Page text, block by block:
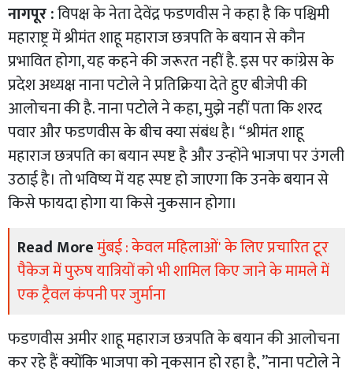
नागपूर :विपक्ष के नेता देवेंद्र फडणवीस ने कहा है कि पश्चिमी
महाराष्ट्र में श्रीमंत शाहू महाराज छत्रपति के बयान से कौन
प्रभावित होगा, यह कहने की जरूरत नहीं है. इस पर कांग्रेस के
प्रदेश अध्यक्ष नाना पटोले ने प्रतिक्रिया देते हुए बीजेपी की
आलोचना की है. नाना पटोले ने कहा, मुझे नहीं पता कि शरद
पवार और फडणवीस के बीच क्या संबंध है। “श्रीमंत शाहू
महाराज छत्रपति का बयान स्पष्ट है और उन्होंने भाजपा पर उंगली
उठाई है। तो भविष्य में यह स्पष्ट हो जाएगा कि उनके बयान से
किसे फायदा होगा या किसे नुकसान होगा।
Read Moreमुंबई : केवल महिलाओं' के लिए प्रचारित टूर
पैकेज में पुरुष यात्रियों को भी शामिल किए जाने के मामले में
एक ट्रैवल कंपनी पर जुर्माना
फडणवीस अमीर शाहू महाराज छत्रपति के बयान की आलोचना
कर रहे हैं क्योंकि भाजपा को नुकसान हो रहा है, ”नाना पटोले ने